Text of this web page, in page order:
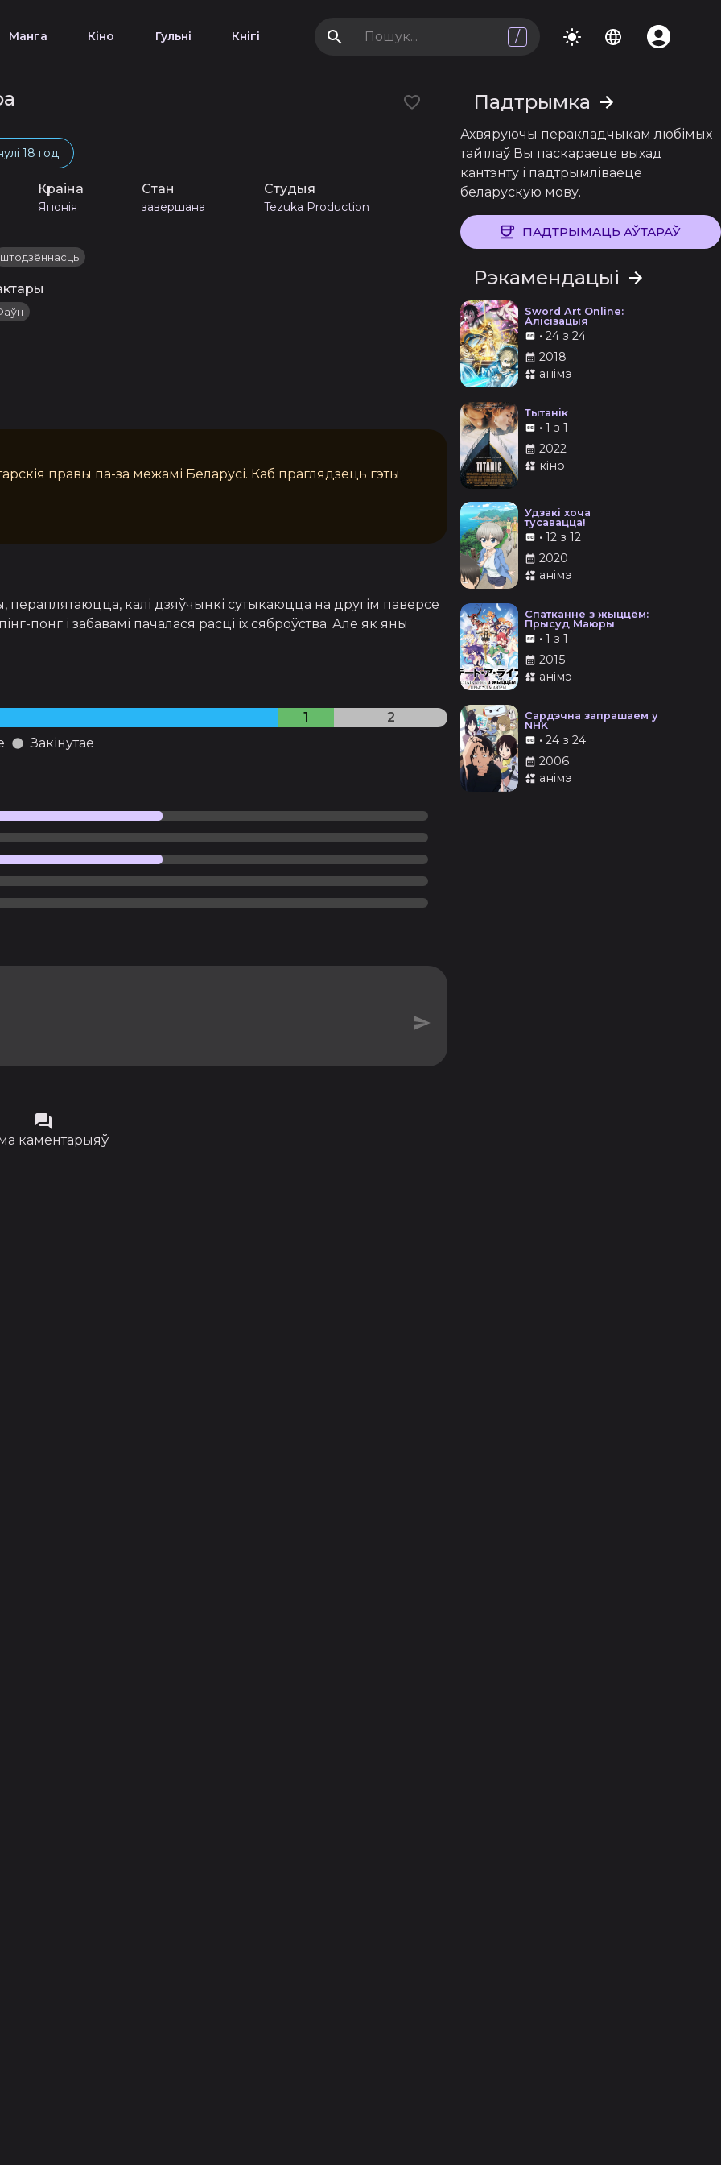
Манга Кіно Гульні Кнігі /
18 год
Краіна
Японія
Стан
завершана
Студыя
Tezuka Production
штодзённасць
правы па-за межамі Беларусі. Каб праглядзець гэты
калі дзяўчынкі сутыкаюцца на другім паверсе
понг і забавамі пачалася расці іх сяброўства. Але як яны
1
2
Закінутае
каментарыяў
Падтрымка
Ахвяруючы перакладчыкам любімых
тайтлаў Вы паскараеце выхад
кантэнту і падтрымліваеце
беларускую мову.
ПАДТРЫМАЦЬ АЎТАРАЎ
Рэкамендацыі
Sword Art Online:
Алісізацыя
• 24 з 24
2018
анімэ
Тытанік
• 1 з 1
2022
кіно
Удзакі хоча
тусавацца!
• 12 з 12
2020
анімэ
Спатканне з жыццём:
Прысуд Маюры
• 1 з 1
2015
анімэ
Сардэчна запрашаем у
NHK
• 24 з 24
2006
анімэ